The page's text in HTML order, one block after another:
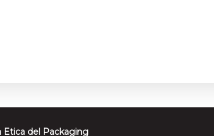
Etica del Packaging